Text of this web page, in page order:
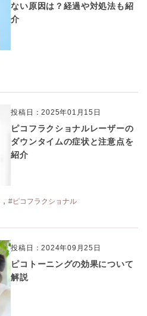
ない原因は？経過や対処法も紹
介
投稿日：2025年01月15日
ピコフラクショナルレーザーの
ダウンタイムの症状と注意点を
紹介
, #ピコフラクショナル
投稿日：2024年09月25日
ピコトーニングの効果について
解説